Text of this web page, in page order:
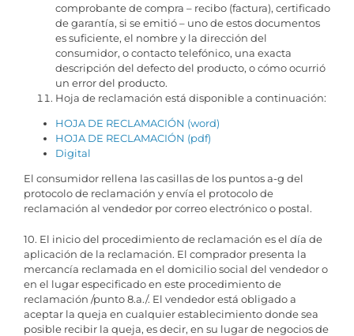
comprobante de compra – recibo (factura), certificado
de garantía, si se emitió – uno de estos documentos
es suficiente, el nombre y la dirección del
consumidor, o contacto telefónico, una exacta
descripción del defecto del producto, o cómo ocurrió
un error del producto.
Hoja de reclamación está disponible a continuación:
HOJA DE RECLAMACIÓN (word)
HOJA DE RECLAMACIÓN (pdf)
Digital
El consumidor rellena las casillas de los puntos a-g del
protocolo de reclamación y envía el protocolo de
reclamación al vendedor por correo electrónico o postal.
10. El inicio del procedimiento de reclamación es el día de
aplicación de la reclamación. El comprador presenta la
mercancía reclamada en el domicilio social del vendedor o
en el lugar especificado en este procedimiento de
reclamación /punto 8.a./. El vendedor está obligado a
aceptar la queja en cualquier establecimiento donde sea
posible recibir la queja, es decir, en su lugar de negocios de